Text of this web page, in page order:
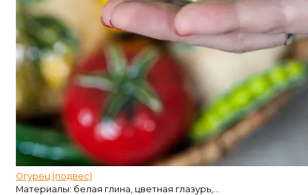
Огурец (подвес)
Материалы: белая глина, цветная глазурь,...